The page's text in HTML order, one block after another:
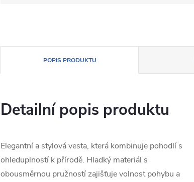
POPIS PRODUKTU
Detailní popis produktu
Elegantní a stylová vesta, která kombinuje pohodlí s
ohleduplností k přírodě. Hladký materiál s
obousměrnou pružností zajišťuje volnost pohybu a